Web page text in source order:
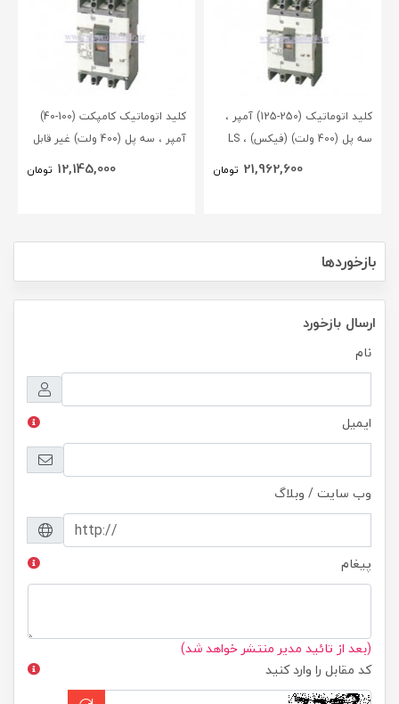
کلید اتوماتیک (250-125) آمپر ،
سه پل (400 ولت) (فیکس) ، LS
21,962,600 تومان
کلید اتوماتیک کامپکت (100-40)
آمپر ، سه پل (400 ولت) غیر قابل
12,145,000 تومان
بازخوردها
ارسال بازخورد
نام
ایمیل
وب سایت / وبلاگ
پیغام
(بعد از تائید مدیر منتشر خواهد شد)
کد مقابل را وارد کنید